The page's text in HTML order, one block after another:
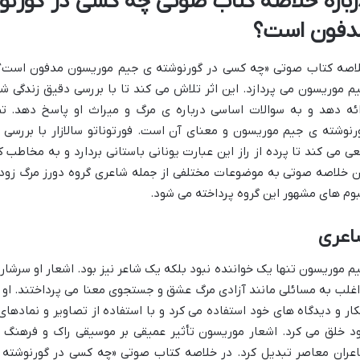
است؟
کتاب صوتی «چه کسی در گورنوشته ی جیم موریسون مدفون
موریسون می پردازد. این اثر تلاش می کند تا با بررسی دقیق
دهد و به سوالات اساسی درباره ی مرگ و میراث او پاسخ دهد.
ی جیم موریسون و معنای آن است. فورتوناتو سالازار با
می کند تا پرده از راز این عبارت یونانی باستانی بردارد و به
خلاصه صوتی به موضوعات مختلفی از جمله شاعری گروه دورز مرگ
های مشهور این گروه پرداخته می شود.
موریسون تنها یک خواننده نبود بلکه یک شاعر نیز بود. اشعار او
به مسائلی مانند آزادی مرگ عشق و جستجوی معنا می پرداختند. او
و دیدگاه های خود استفاده می کرد و با استفاده از تصاویر و
خلق می کرد. اشعار موریسون تأثیر عمیقی بر موسیقی راک و فرهنگ
معاصر تبدیل کرد. در خلاصه کتاب صوتی «چه کسی در